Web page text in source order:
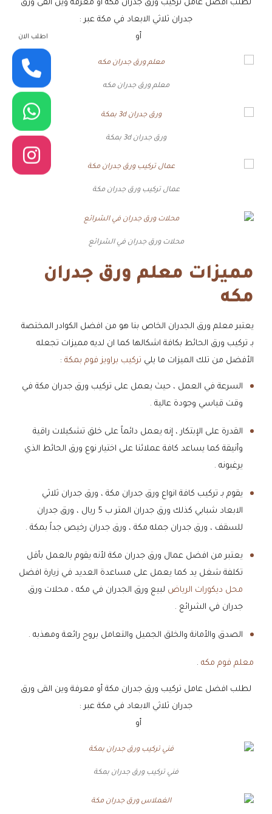
لطلب افضل عامل تركيب ورق جدران مكة أو معرفة وين القى ورق
جدران ثلاثي الابعاد في مكة عبر :
أو
معلم ورق جدران مكه
ورق جدران 3d بمكة
عمال تركيب ورق جدران مكة
محلات ورق جدران في الشرائع
مميزات معلم ورق جدران
مكه
يعتبر معلم ورق الجدران الخاص بنا هو من افضل الكوادر المختصة
بـ تركيب ورق الحائط بكافة اشكالها كما ان لديه مميزات تجعله
الأفضل من تلك الميزات ما يلي تركيب براويز فوم بمكة :
السرعة في العمل ، حيث يعمل على تركيب ورق جدران مكة في
وقت قياسي وجودة عالية .
القدرة على الإبتكار ، إنه يعمل دائماً على خلق تشكيلات راقية
وأنيقة كما يساعد كافة عملائنا على اختيار نوع ورق الحائط الذي
يرغبونه .
يقوم بـ تركيب كافة انواع ورق جدران مكة ، ورق جدران ثلاثي
الابعاد شبابي كذلك ورق جدران المتر ب 5 ريال ، ورق جدران
للسقف ، ورق جدران جمله مكة ، ورق جدران رخيص جداً بمكة .
يعتبر من افضل عمال ورق جدران مكة لأنه يقوم بالعمل بأقل
تكلفة شغل يد كما يعمل على مساعدة العديد في زيارة افضل
محل ديكورات الرياض لبيع ورق الجدران في مكه ، محلات ورق
جدران في الشرائع .
الصدق والأمانة والخلق الجميل والتعامل بروح رائعة ومهذبه .
معلم فوم مكه .
لطلب افضل عامل تركيب ورق جدران مكة أو معرفة وين القى ورق
جدران ثلاثي الابعاد في مكة عبر :
أو
فني تركيب ورق جدران بمكة
اطلب الان